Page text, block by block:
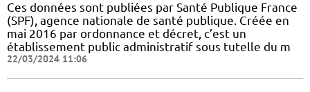
Ces données sont publiées par Santé Publique France
(SPF), agence nationale de santé publique. Créée en
mai 2016 par ordonnance et décret, c’est un
établissement public administratif sous tutelle du m
22/03/2024 11:06